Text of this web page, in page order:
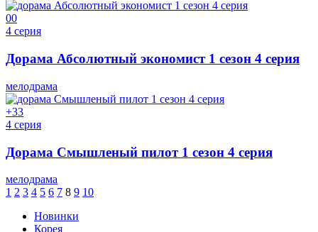
00
4 серия
Дорама Абсолютный экономист 1 сезон 4 серия
мелодрама
+33
4 серия
Дорама Смышленый пилот 1 сезон 4 серия
мелодрама
1 2 3 4 5 6 7 8 9 10
Новинки
Корея